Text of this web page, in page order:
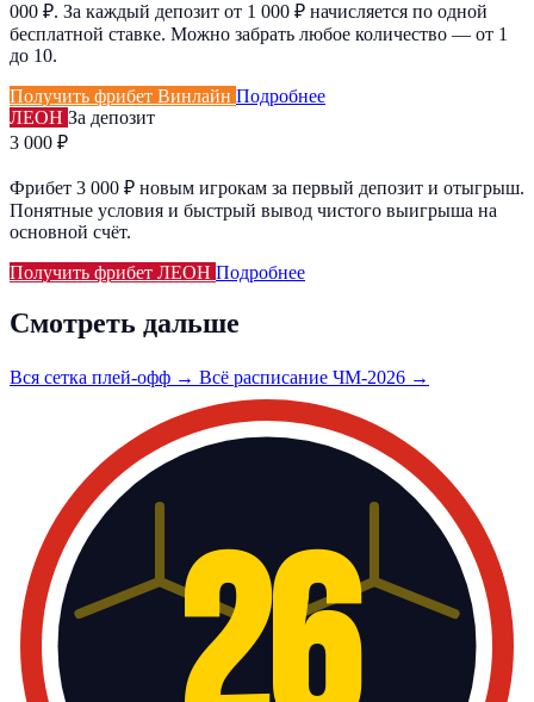
000 ₽. За каждый депозит от 1 000 ₽ начисляется по одной
бесплатной ставке. Можно забрать любое количество — от 1
до 10.
Получить фрибет Винлайн Подробнее
ЛЕОН За депозит
3 000 ₽
Фрибет 3 000 ₽ новым игрокам за первый депозит и отыгрыш.
Понятные условия и быстрый вывод чистого выигрыша на
основной счёт.
Получить фрибет ЛЕОН Подробнее
Смотреть дальше
Вся сетка плей-офф → Всё расписание ЧМ-2026 →